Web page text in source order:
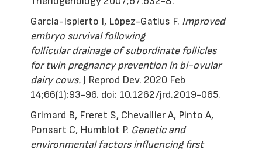
Garcia-Ispierto I, López-Gatius F. Improved
embryo survival following
follicular drainage of subordinate follicles
for twin pregnancy prevention in bi-ovular
dairy cows. J Reprod Dev. 2020 Feb
14;66(1):93-96. doi: 10.1262/jrd.2019-065.
Grimard B, Freret S, Chevallier A, Pinto A,
Ponsart C, Humblot P. Genetic and
environmental factors influencing first